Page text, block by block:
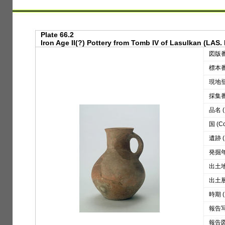
Plate 66.2
Iron Age II(?) Pottery from Tomb IV of Lasulkan (LAS.
図版
標本
現地
採集
品名
国
遺跡
発掘
出土
出土
時期
報告
報告